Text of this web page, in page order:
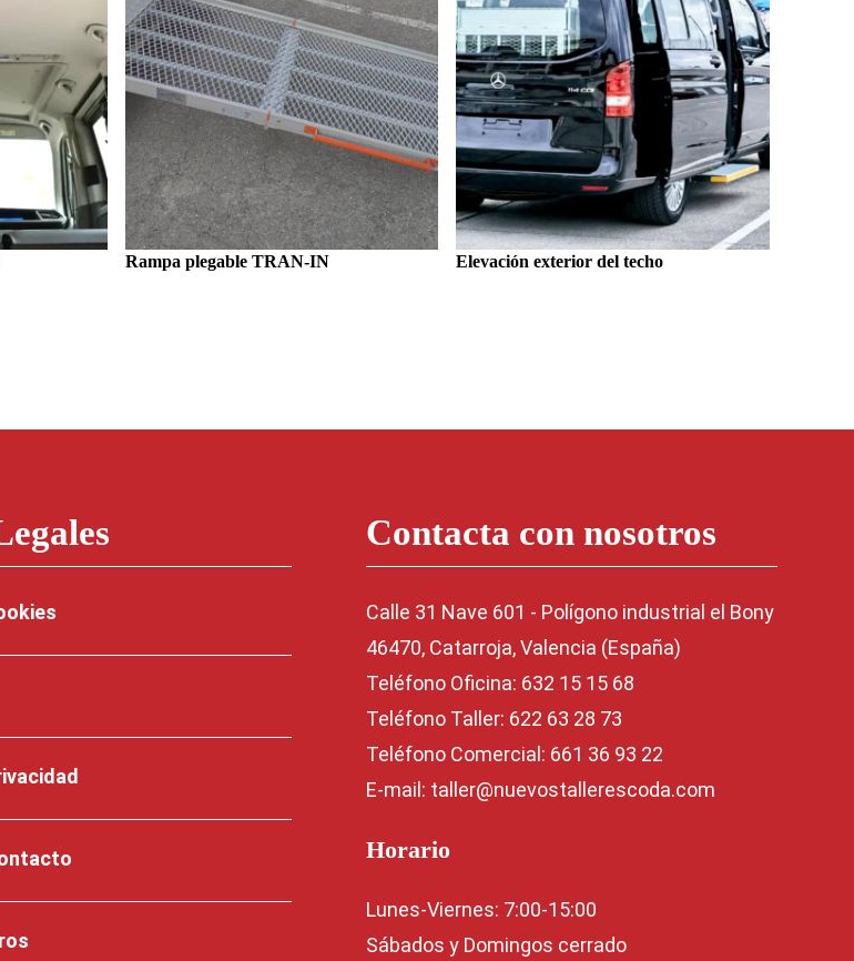
Rampa plegable TRAN-IN Elevación exterior del techo
Contacta con nosotros
Calle 31 Nave 601 - Polígono industrial el Bony
46470, Catarroja, Valencia (España)
Teléfono Oficina: 632 15 15 68
Teléfono Taller: 622 63 28 73
Teléfono Comercial: 661 36 93 22
E-mail: taller@nuevostallerescoda.com
Horario
Lunes-Viernes: 7:00-15:00
Sábados y Domingos cerrado